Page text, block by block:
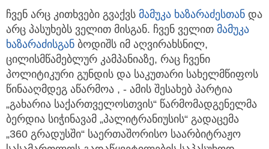
ჩვენ არც კითხვები გვაქვს მამუკა ხაზარაძესთან და
არც პასუხებს ველით მისგან. ჩვენ ველით მამუკა
ხაზარაძისგან ბოდიშს იმ აღვირახსნილ,
ცილისმწამებლურ კამპანიაზე, რაც ჩვენი
პოლიტიკური გუნდის და საკუთარი სახელმწიფოს
წინააღმდეგ აწარმოა , - ამის შესახებ პარტია
„გახარია საქართველოსთვის“ წარმომადგენელმა
ბერდია სიჭინავამ „პალიტრანიუსის“ გადაცემა
„360 გრადუსში“ საერთაშორისო საარბიტრაჟო